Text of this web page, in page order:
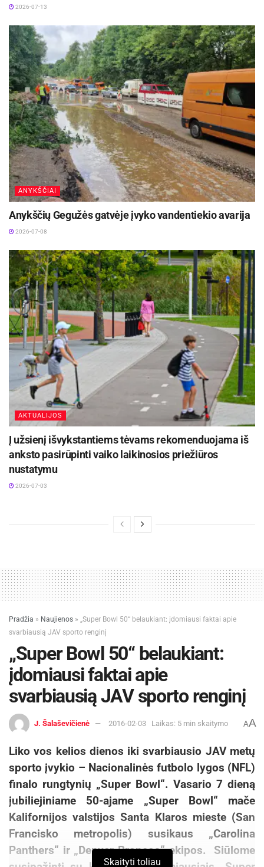
2026-07-13
ANYKŠČIAI
Anykščių Gegužės gatvėje įvyko vandentiekio avarija
2026-07-08
AKTUALIJOS
Į užsienį išvykstantiems tėvams rekomenduojama iš
anksto pasirūpinti vaiko laikinosios priežiūros
nustatymu
2026-07-03
Pradžia » Naujienos » „Super Bowl 50“ belaukiant: įdomiausi faktai apie
svarbiausią JAV sporto renginį
„Super Bowl 50“ belaukiant:
įdomiausi faktai apie
svarbiausią JAV sporto renginį
J. Šalaševičienė 2016-02-03 Laikas: 5 min skaitymo AA
Liko vos kelios dienos iki svarbiausio JAV metų
sporto įvykio – Nacionalinės futbolo lygos (NFL)
finalo rungtynių „Super Bowl“. Vasario 7 dieną
jubiliejiniame 50-ajame „Super Bowl“ mače
Kalifornijos valstijos Santa Klaros mieste (San
Francisko metropolis) susikaus „Carolina
Panthers“ ir „Denver Broncos“ ekipos. Siūlome
Skaityti toliau